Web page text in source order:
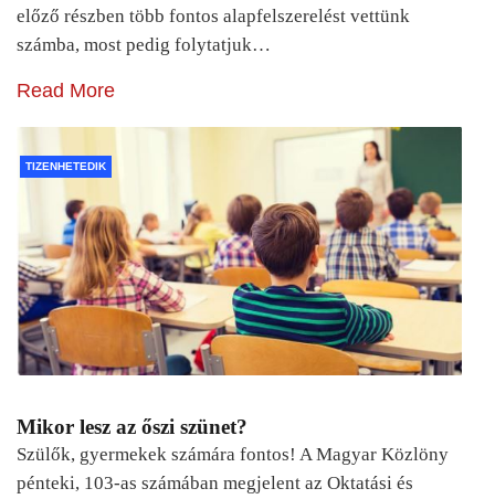
előző részben több fontos alapfelszerelést vettünk
számba, most pedig folytatjuk…
Read More
TIZENHETEDIK
Mikor lesz az őszi szünet?
Szülők, gyermekek számára fontos! A Magyar Közlöny
pénteki, 103-as számában megjelent az Oktatási és